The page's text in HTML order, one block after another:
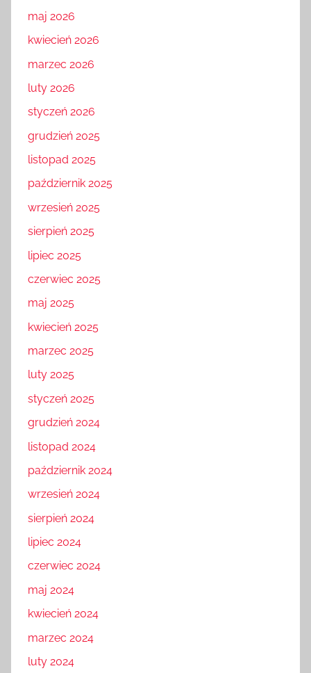
maj 2026
kwiecień 2026
marzec 2026
luty 2026
styczeń 2026
grudzień 2025
listopad 2025
październik 2025
wrzesień 2025
sierpień 2025
lipiec 2025
czerwiec 2025
maj 2025
kwiecień 2025
marzec 2025
luty 2025
styczeń 2025
grudzień 2024
listopad 2024
październik 2024
wrzesień 2024
sierpień 2024
lipiec 2024
czerwiec 2024
maj 2024
kwiecień 2024
marzec 2024
luty 2024